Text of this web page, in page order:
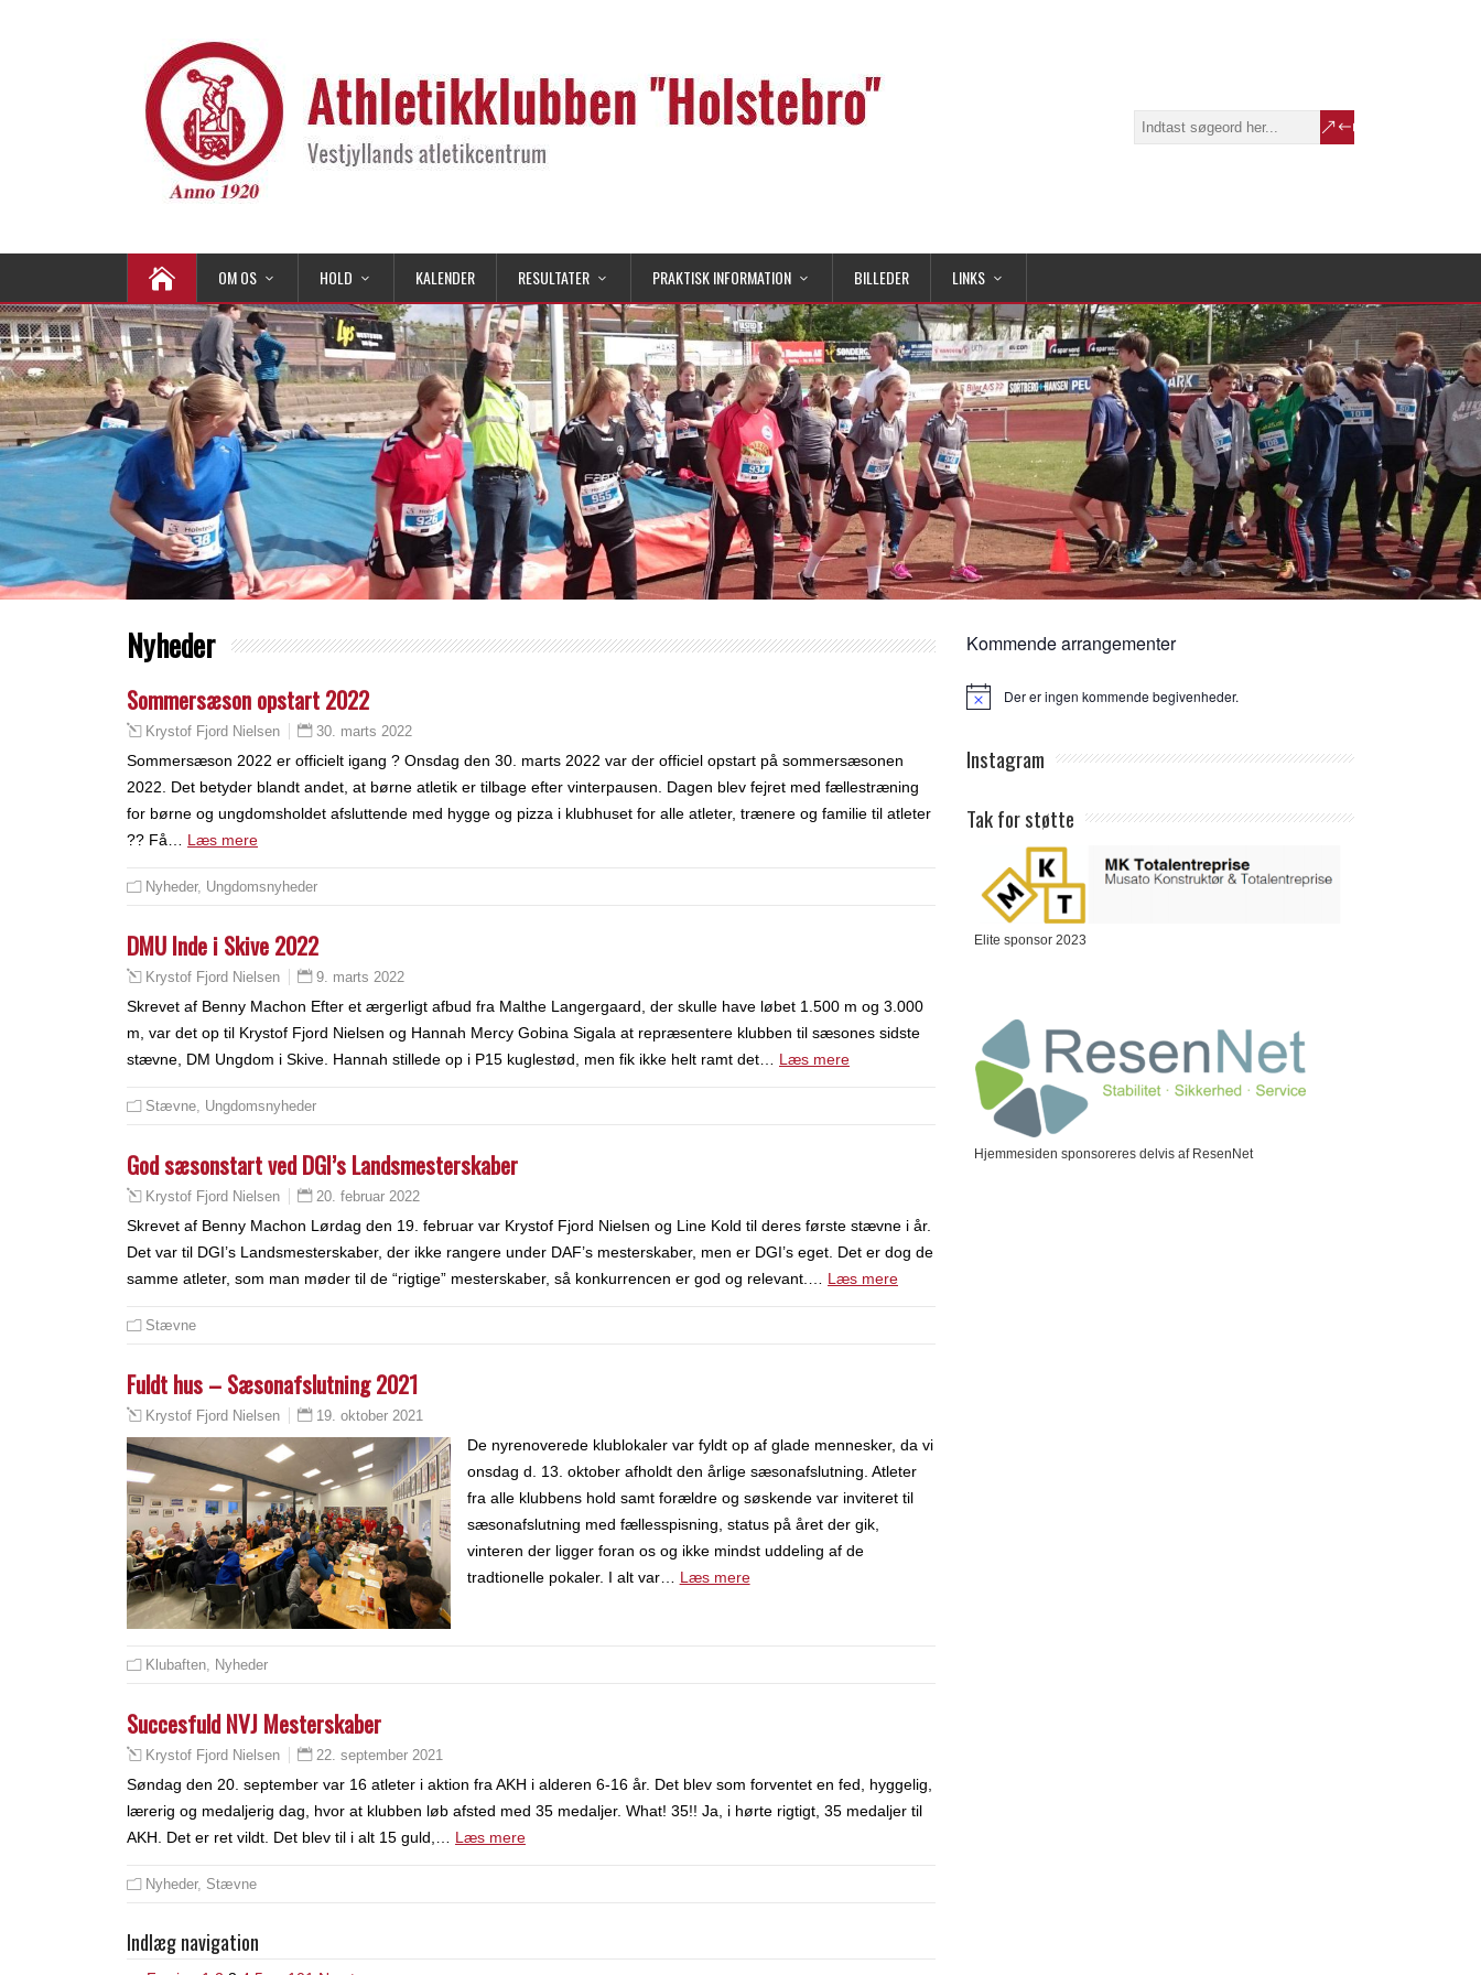
OM OS HOLD KALENDER RESULTATER PRAKTISK INFORMATION BILLEDER LINKS
Nyheder
Sommersæson opstart 2022
Krystof Fjord Nielsen 30. marts 2022
Sommersæson 2022 er officielt igang ? Onsdag den 30. marts 2022 var der officiel opstart på sommersæsonen
2022. Det betyder blandt andet, at børne atletik er tilbage efter vinterpausen. Dagen blev fejret med fællestræning
for børne og ungdomsholdet afsluttende med hygge og pizza i klubhuset for alle atleter, trænere og familie til atleter
?? Få… Læs mere
Nyheder, Ungdomsnyheder
DMU Inde i Skive 2022
Krystof Fjord Nielsen 9. marts 2022
Skrevet af Benny Machon Efter et ærgerligt afbud fra Malthe Langergaard, der skulle have løbet 1.500 m og 3.000
m, var det op til Krystof Fjord Nielsen og Hannah Mercy Gobina Sigala at repræsentere klubben til sæsones sidste
stævne, DM Ungdom i Skive. Hannah stillede op i P15 kuglestød, men fik ikke helt ramt det… Læs mere
Stævne, Ungdomsnyheder
God sæsonstart ved DGI’s Landsmesterskaber
Krystof Fjord Nielsen 20. februar 2022
Skrevet af Benny Machon Lørdag den 19. februar var Krystof Fjord Nielsen og Line Kold til deres første stævne i år.
Det var til DGI’s Landsmesterskaber, der ikke rangere under DAF’s mesterskaber, men er DGI’s eget. Det er dog de
samme atleter, som man møder til de “rigtige” mesterskaber, så konkurrencen er god og relevant.… Læs mere
Stævne
Fuldt hus – Sæsonafslutning 2021
Krystof Fjord Nielsen 19. oktober 2021
De nyrenoverede klublokaler var fyldt op af glade mennesker, da vi
onsdag d. 13. oktober afholdt den årlige sæsonafslutning. Atleter
fra alle klubbens hold samt forældre og søskende var inviteret til
sæsonafslutning med fællesspisning, status på året der gik,
vinteren der ligger foran os og ikke mindst uddeling af de
tradtionelle pokaler. I alt var… Læs mere
Klubaften Nyheder
Succesfuld NVJ Mesterskaber
Krystof Fjord Nielsen 22. september 2021
Søndag den 20. september var 16 atleter i aktion fra AKH i alderen 6-16 år. Det blev som forventet en fed, hyggelig,
lærerig og medaljerig dag, hvor at klubben løb afsted med 35 medaljer. What! 35!! Ja, i hørte rigtigt, 35 medaljer til
AKH. Det er ret vildt. Det blev til i alt 15 guld,… Læs mere
Nyheder, Stævne
Indlæg navigation
Kommende arrangementer
Notice Der er ingen kommende begivenheder.
Instagram
Tak for støtte
Elite sponsor 2023
Hjemmesiden sponsoreres delvis af ResenNet